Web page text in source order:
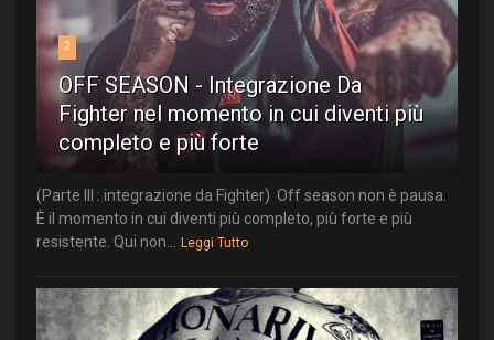
2
OFF SEASON - Integrazione Da
Fighter nel momento in cui diventi più
completo e più forte
(Parte III : integrazione da Fighter) Off season non è pausa.
È il momento in cui diventi più completo, più forte e più
resistente. Qui non...
Leggi Tutto